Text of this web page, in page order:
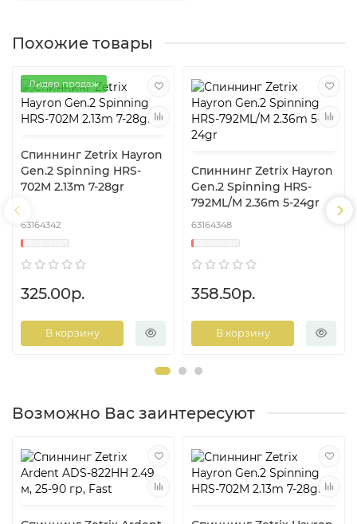
Похожие товары
Лидер продаж
Спиннинг Zetrix Hayron
Gen.2 Spinning HRS-
702M 2.13m 7-28gr
63164342
325.00р.
В корзину
Спиннинг Zetrix Hayron
Gen.2 Spinning HRS-
792ML/M 2.36m 5-24gr
63164348
358.50р.
В корзину
Возможно Вас заинтересуют